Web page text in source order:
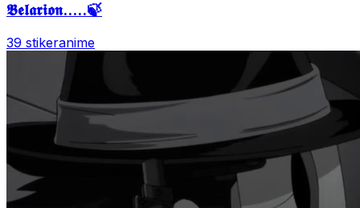
𝕭𝖊𝖑𝖆𝖗𝖎𝖔𝖓.....🍃
39 stikeranime